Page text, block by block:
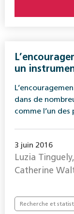
un
dans de
comme l’un
3 juin 2016
Luzia
Catherine
Recherche et